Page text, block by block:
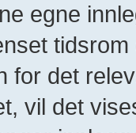
egne
for det
vil det